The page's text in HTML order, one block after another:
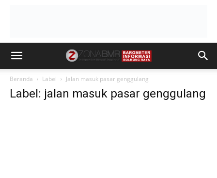
Beranda Label Jalan masuk pasar genggulang
Label: jalan masuk pasar genggulang